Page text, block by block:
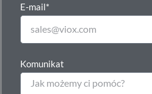
E-mail*
Komunikat